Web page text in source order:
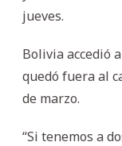
jueves.
Bolivia accedió
quedó fuera al
de marzo.
“Si tenemos a